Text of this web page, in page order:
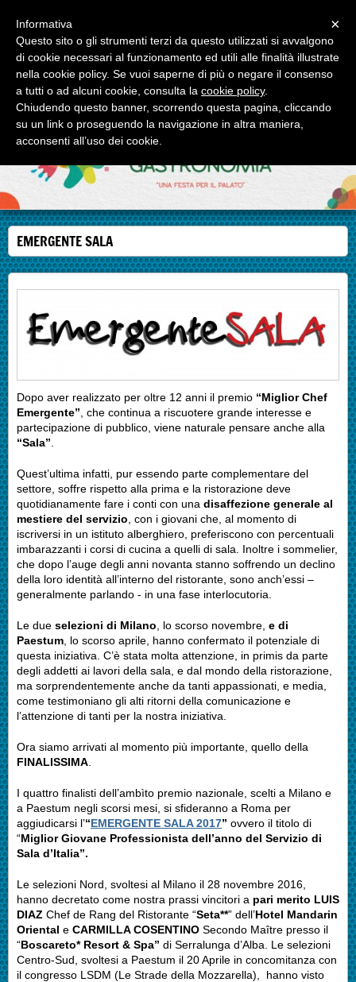
IL FESTIVAL DELLA GASTRONOMIA
Roma e Milano due appuntamenti enogastronomici di alto profilo.
EMERGENTE SALA
Dopo aver realizzato per oltre 12 anni il premio “Miglior Chef
Emergente” , che continua a riscuotere grande interesse e
partecipazione di pubblico, viene naturale pensare anche alla
“Sala”
Quest’ultima infatti, pur essendo parte complementare del
settore, soffre rispetto alla prima e la ristorazione deve
quotidianamente fare i conti con una disaffezione generale al
mestiere del servizio , con i giovani che, al momento di
iscriversi in un istituto alberghiero, preferiscono con percentuali
imbarazzanti i corsi di cucina a quelli di sala. Inoltre i sommelier,
che dopo l’auge degli anni novanta stanno soffrendo un declino
della loro identità all’interno del ristorante, sono anch’essi –
generalmente parlando - in una fase interlocutoria.
Le due selezioni di Milano , lo scorso novembre, e di
Paestum , lo scorso aprile, hanno confermato il potenziale di
questa iniziativa. C’è stata molta attenzione, in primis da parte
degli addetti ai lavori della sala, e dal mondo della ristorazione,
ma sorprendentemente anche da tanti appassionati, e media,
come testimoniano gli alti ritorni della comunicazione e
l’attenzione di tanti per la nostra iniziativa.
Ora siamo arrivati al momento più importante, quello della
FINALISSIMA
I quattro finalisti dell’ambìto premio nazionale, scelti a Milano e
a Paestum negli scorsi mesi, si sfideranno a Roma per
aggiudicarsi l’“EMERGENTE SALA 2017” ovvero il titolo di
“Miglior Giovane Professionista dell’anno del Servizio di
Sala d’Italia”.
Le selezioni Nord, svoltesi al Milano il 28 novembre 2016,
hanno decretato come nostra prassi vincitori a pari merito LUIS
DIAZ Chef de Rang del Ristorante “Seta**” dell’Hotel Mandarin
Oriental e CARMILLA COSENTINO Secondo Maître presso il
“Boscareto* Resort & Spa” di Serralunga d’Alba. Le selezioni
Centro-Sud, svoltesi a Paestum il 20 Aprile in concomitanza con
il congresso LSDM (Le Strade della Mozzarella), hanno visto
×
Informativa
Questo sito o gli strumenti terzi da questo utilizzati si avvalgono
di cookie necessari al funzionamento ed utili alle finalità illustrate
nella cookie policy. Se vuoi saperne di più o negare il consenso
a tutti o ad alcuni cookie, consulta la cookie policy.
Chiudendo questo banner, scorrendo questa pagina, cliccando
su un link o proseguendo la navigazione in altra maniera,
acconsenti all’uso dei cookie.